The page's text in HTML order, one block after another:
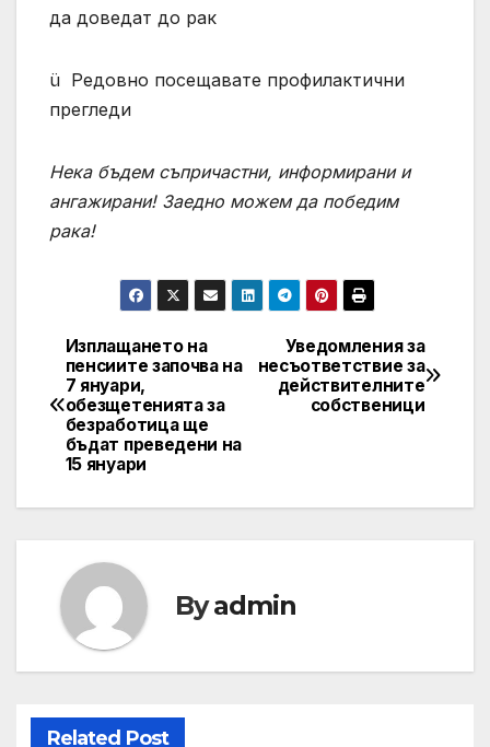
да доведат до рак
ü Редовно посещавате профилактични
прегледи
Нека бъдем съпричастни, информирани и
ангажирани! Заедно можем да победим
рака!
Post
navigation
Уведомления за
несъответствие за
действителните
собственици
Изплащането на
пенсиите започва на
7 януари,
обезщетенията за
безработица ще
бъдат преведени на
15 януари
Byadmin
Related Post